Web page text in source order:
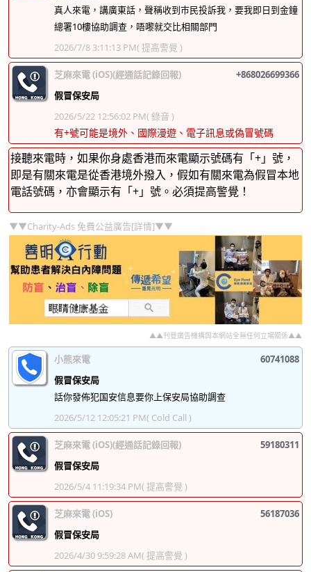
真人來電，講廣東話，聲稱收到巿民投訴我，要我即日到金鐘
總署10樓協助調查，唔嚟就交比相關部門
2026/7/8 3:11:13 PM( 提高警覺 )
芝麻來電 (iOS)(經通話記錄回報)
+868026699366
假冒保安局
2026/5/22 12:56:02 PM( 錄音 )
有+號可能是境外、國際漫遊、電子訊息或偽冒號碼
接聽來電時，如果你身處香港而來電顯示號碼有「+」號，
即是有關來電是從香港境外撥入，假如有關來電為假冒本地
電話號碼，亦會顯示有「+」號。必須提高警覺！
▼▼Charity-Ads 免費公益廣告[詳情]▼▼
▲▲刊登廣告機構與本網站全無任何立場關係▲▲
小熊來電
60741088
假冒保安局
話你發佈犯国安信息要你上保安局協助調查
2026/5/12 12:05:21 PM( Cold Call )
芝麻來電 (iOS)(經通話記錄回報)
59180311
假冒保安局
2026/5/4 11:19:34 PM( 提高警覺 )
芝麻來電 (iOS)
56187036
假冒保安局
2026/4/30 9:59:28 AM( 提高警覺 )